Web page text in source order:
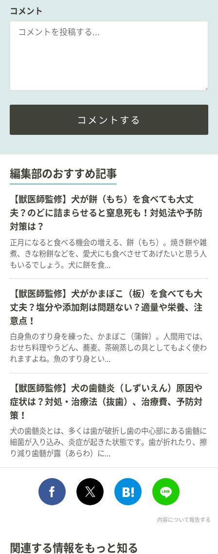
コメント
コメントする
編集部のおすすめ記事
【獣医師監修】犬が餅（もち）を食べても大丈
夫？のどに詰まらせると窒息死も！対処法や予防
対策は？
正月になると食べる機会の増える、餅（もち）。焼き餅や雑
煮、きな粉餅などを、愛犬にも食べさせてあげたいと思う人
もいるでしょう。犬に餅を食...
【獣医師監修】犬がかまぼこ（板）を食べても大
丈夫？塩分や添加剤は問題ない？適量や栄養、注
意点！
白身魚のすり身を練った、かまぼこ（蒲鉾）。人間用では、
おせち料理やうどん、蕎麦、茶碗蒸しの具としてもよく使わ
れますよね。魚のすり身とい...
【獣医師監修】犬の歯髄炎（しずいえん）原因や
症状は？対処・治療法（抜歯）、治療費、予防対
策！
犬の歯髄炎とは、多くは歯が破折し歯の中心部にある歯髄に
細菌が入り込み、炎症が起きた状態です。歯が折れたり、擦
り減り歯髄が露（あらわ）に...
シェア このエントリーをはて
内容について報告する
関連する情報をもっと知る